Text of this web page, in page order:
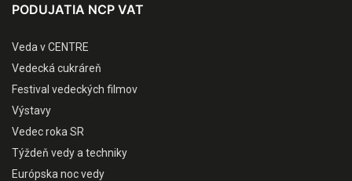
PODUJATIA NCP VAT
Veda v CENTRE
Vedecká cukráreň
Festival vedeckých filmov
Výstavy
Vedec roka SR
Týždeň vedy a techniky
Európska noc vedy